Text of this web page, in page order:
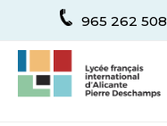
965 262 508